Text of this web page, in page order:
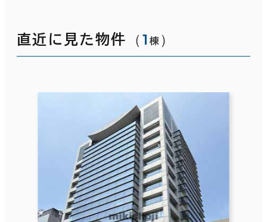
直近に見た物件 （1 棟 ）